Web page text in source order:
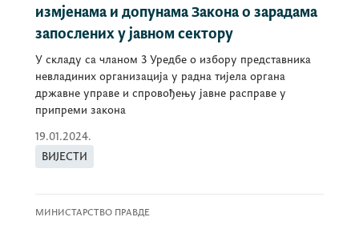
измјенама и допунама Закона о зарадама
запослених у јавном сектору
У складу са чланом 3 Уредбе о избору представника
невладиних организација у радна тијела органа
државне управе и спровођењу јавне расправе у
припреми закона
19.01.2024.
ВИЈЕСТИ
МИНИСТАРСТВО ПРАВДЕ